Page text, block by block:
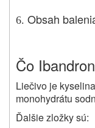
6. Obsah
Čo
Liečivo je
monohydrátu
Ďalšie zložky sú: